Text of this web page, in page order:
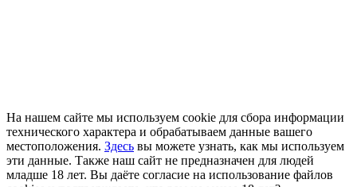
На нашем сайте мы используем cookie для сбора информации
технического характера и обрабатываем данные вашего
местоположения. Здесь вы можете узнать, как мы используем
эти данные. Также наш сайт не предназначен для людей
младше 18 лет. Вы даёте согласие на использование файлов